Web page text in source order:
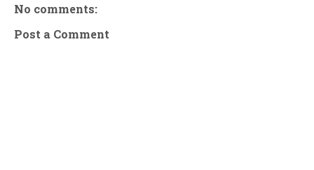
No comments:
Post a Comment